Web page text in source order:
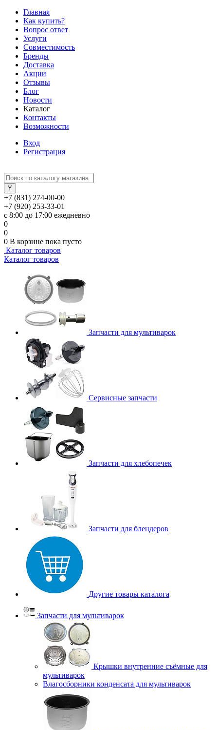
Главная
Как купить?
Вопрос ответ
Услуги
Совместимость
Бренды
Доставка
Акции
Отзывы
Блог
Новости
Каталог
Контакты
Возможности
Вход
Регистрация
+7 (831) 274-00-00
+7 (920) 253-33-01
с 8:00 до 17:00 ежедневно
0
0
0 В корзине пока пусто
Каталог товаров
Каталог товаров
Запчасти для мультиварок
Сервисные запчасти
Запчасти для хлебопечек
Запчасти для блендеров
Другие товары каталога
Запчасти для мультиварок
Крышки внутренние съёмные для
мультиварок
Влагосборники конденсата для мультиварок